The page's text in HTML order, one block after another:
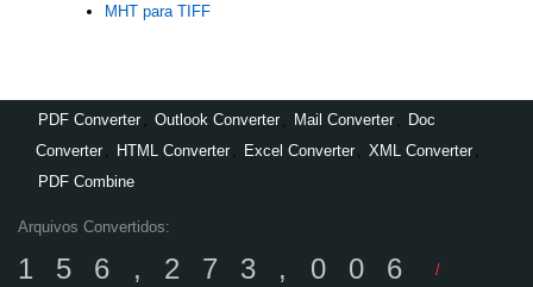
MHT para TIFF
PDF Converter Outlook Converter Mail Converter
Doc
Converter
HTML Converter Excel Converter XML Converter
PDF Combine
Arquivos Convertidos:
156,273,006 /